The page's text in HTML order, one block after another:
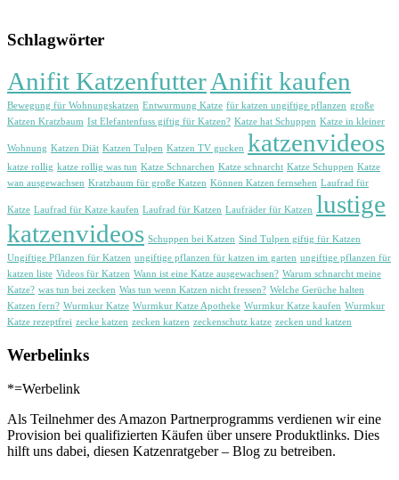
Schlagwörter
Anifit KatzenfutterAnifit kaufen
Bewegung für Wohnungskatzen Entwurmung Katze für katzen ungiftige pflanzen große
Katzen Kratzbaum Ist Elefantenfuss giftig für Katzen? Katze hat Schuppen Katze in kleiner
Wohnung Katzen Diät Katzen Tulpen Katzen TV gucken katzenvideos
katze rollig katze rollig was tun Katze Schnarchen Katze schnarcht Katze Schuppen Katze
wan ausgewachsen Kratzbaum für große Katzen Können Katzen fernsehen Laufrad für
Katze Laufrad für Katze kaufen Laufrad für Katzen Laufräder für Katzen lustige
katzenvideos Schuppen bei Katzen Sind Tulpen giftig für Katzen
Ungiftige Pflanzen für Katzen ungiftige pflanzen für katzen im garten ungiftige pflanzen für
katzen liste Videos für Katzen Wann ist eine Katze ausgewachsen? Warum schnarcht meine
Katze? was tun bei zecken Was tun wenn Katzen nicht fressen? Welche Gerüche halten
Katzen fern? Wurmkur Katze Wurmkur Katze Apotheke Wurmkur Katze kaufen Wurmkur
Katze rezeptfrei zecke katzen zecken katzen zeckenschutz katze zecken und katzen
Werbelinks
*=Werbelink
Als Teilnehmer des Amazon Partnerprogramms verdienen wir eine
Provision bei qualifizierten Käufen über unsere Produktlinks. Dies
hilft uns dabei, diesen Katzenratgeber – Blog zu betreiben.